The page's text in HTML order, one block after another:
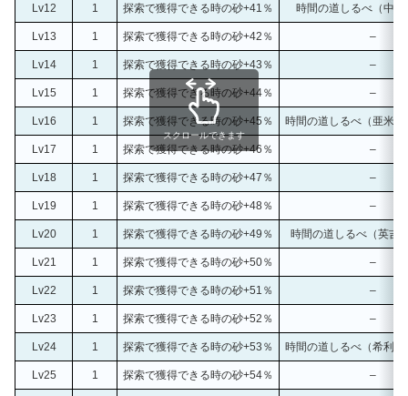
Lv12 1 探索で獲得できる時の砂+41％ 時間の道しるべ（中華
Lv13 1 探索で獲得できる時の砂+42％ –
Lv14 1 探索で獲得できる時の砂+43％ –
Lv15 1 探索で獲得できる時の砂+44％ –
Lv16 1 探索で獲得できる時の砂+45％ 時間の道しるべ（亜米
Lv17 1 探索で獲得できる時の砂+46％ –
Lv18 1 探索で獲得できる時の砂+47％ –
Lv19 1 探索で獲得できる時の砂+48％ –
Lv20 1 探索で獲得できる時の砂+49％ 時間の道しるべ（英吉
Lv21 1 探索で獲得できる時の砂+50％ –
Lv22 1 探索で獲得できる時の砂+51％ –
Lv23 1 探索で獲得できる時の砂+52％ –
Lv24 1 探索で獲得できる時の砂+53％ 時間の道しるべ（希利
Lv25 1 探索で獲得できる時の砂+54％ –
スクロールできます